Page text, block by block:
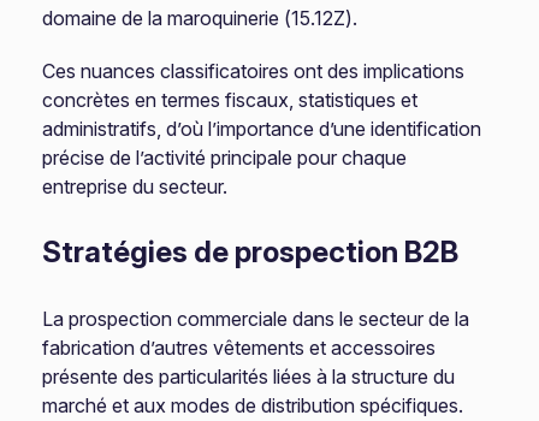
domaine de la maroquinerie (15.12Z).
Ces nuances classificatoires ont des implications
concrètes en termes fiscaux, statistiques et
administratifs, d’où l’importance d’une identification
précise de l’activité principale pour chaque
entreprise du secteur.
Stratégies de prospection B2B
La prospection commerciale dans le secteur de la
fabrication d’autres vêtements et accessoires
présente des particularités liées à la structure du
marché et aux modes de distribution spécifiques.